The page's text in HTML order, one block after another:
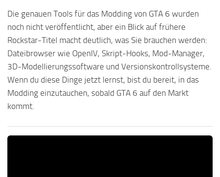
Die genauen Tools für das Modding von GTA 6 wurden
noch nicht veröffentlicht, aber ein Blick auf frühere
Rockstar-Titel macht deutlich, was Sie brauchen werden:
Dateibrowser wie OpenIV, Skript-Hooks, Mod-Manager,
3D-Modellierungssoftware und Versionskontrollsysteme.
Wenn du diese Dinge jetzt lernst, bist du bereit, in das
Modding einzutauchen, sobald GTA 6 auf den Markt
kommt.